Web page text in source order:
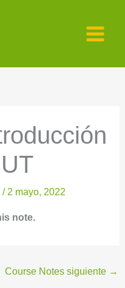
/ 2 mayo, 2022
note.
Course Notes siguiente →